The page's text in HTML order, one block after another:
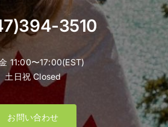
3510
11:00〜17:00(EST)
土日祝 Closed
お問い合わせ